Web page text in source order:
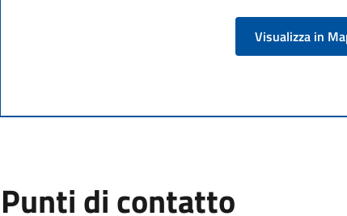
Visualizza in
Punti di contatto